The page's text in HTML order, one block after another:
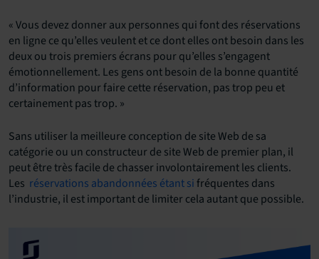
« Vous devez donner aux personnes qui font des réservations
en ligne ce qu’elles veulent et ce dont elles ont besoin dans les
deux ou trois premiers écrans pour qu’elles s’engagent
émotionnellement. Les gens ont besoin de la bonne quantité
d’information pour faire cette réservation, pas trop peu et
certainement pas trop. »
Sans utiliser la meilleure conception de site Web de sa
catégorie ou un constructeur de site Web de premier plan, il
peut être très facile de chasser involontairement les clients.
Les réservations abandonnées étant sifréquentes dans
l’industrie, il est important de limiter cela autant que possible.